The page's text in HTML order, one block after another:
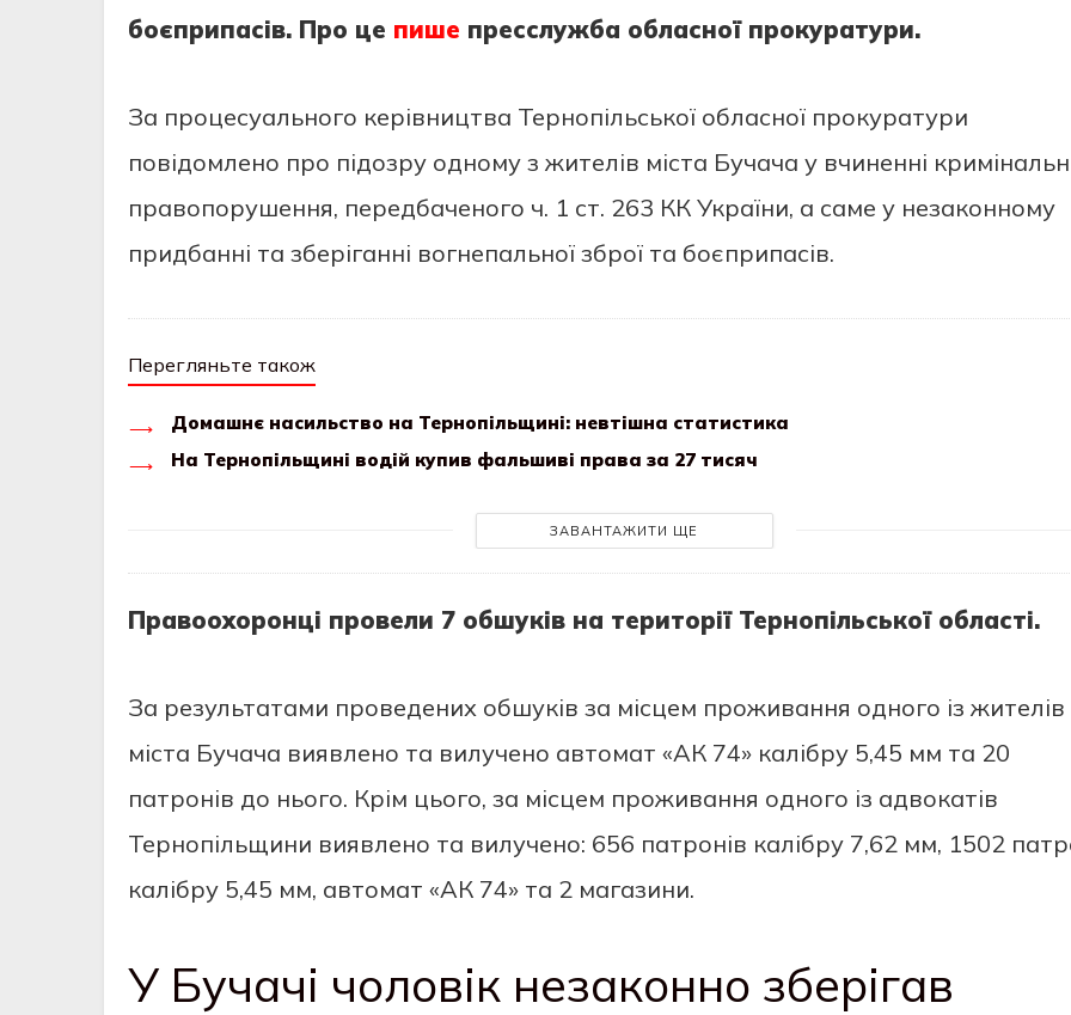
боєприпасів. Про це пише пресслужба обласної прокуратури.
За процесуального керівництва Тернопільської обласної прокуратури
повідомлено про підозру одному з жителів міста Бучача у вчиненні
правопорушення, передбаченого ч. 1 ст. 263 КК України, а саме у незаконному
придбанні та зберіганні вогнепальної зброї та боєприпасів.
Перегляньте також
Домашнє насильство на Тернопільщині: невтішна статистика
На Тернопільщині водій купив фальшиві права за 27 тисяч
ЗАВАНТАЖИТИ ЩЕ
Правоохоронці провели 7 обшуків на території Тернопільської області.
За результатами проведених обшуків за місцем проживання одного із жителів
міста Бучача виявлено та вилучено автомат «АК 74» калібру 5,45 мм та 20
патронів до нього. Крім цього, за місцем проживання одного із адвокатів
Тернопільщини виявлено та вилучено: 656 патронів калібру 7,62 мм, 1502
калібру 5,45 мм, автомат «АК 74» та 2 магазини.
У Бучачі чоловік незаконно зберігав